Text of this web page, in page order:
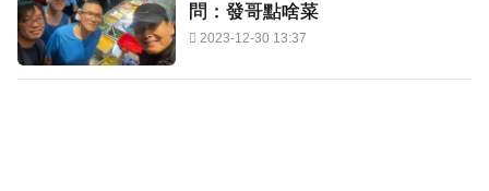
問：發哥點啥菜
2023-12-30 13:37